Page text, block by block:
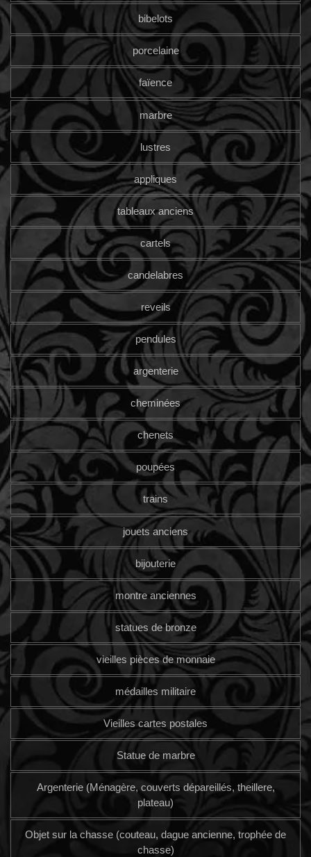
bibelots
porcelaine
faïence
marbre
lustres
appliques
tableaux anciens
cartels
candelabres
reveils
pendules
argenterie
cheminées
chenets
poupées
trains
jouets anciens
bijouterie
montre anciennes
statues de bronze
vieilles pièces de monnaie
médailles militaire
Vieilles cartes postales
Statue de marbre
Argenterie (Ménagère, couverts dépareillés, theillere,
plateau)
Objet sur la chasse (couteau, dague ancienne, trophée de
chasse)